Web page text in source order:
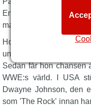
Entertainment-matcher
marknadsföring och
Hon må ha varit goth
unik skillnad som
Sedan får hon chansen
WWE:s värld. I USA
Dwayne Johnson, den
som 'The Rock' innan